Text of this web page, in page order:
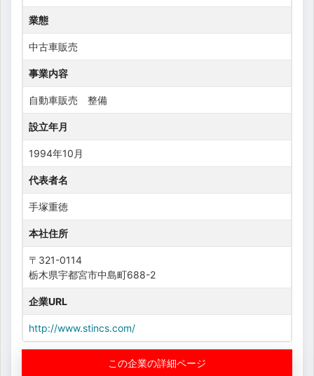
業態
中古車販売
事業内容
自動車販売 整備
設立年月
1994年10月
代表者名
手塚重徳
本社住所
〒321-0114
栃木県宇都宮市中島町688-2
企業URL
http://www.stincs.com/
この企業の詳細ページ